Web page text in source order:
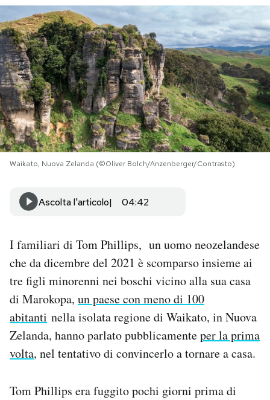
Sport
Mondiali calcio 2026
PODCAST
NEWSLETTER
I MIEI PREFERITI
AREA PERSONALE
Area Personale
Newsletter
Notifiche mobile
Regala il Post
Hai bisogno di aiuto?
Waikato, Nuova Zelanda (©Oliver Bolch/Anzenberger/Contrasto)
Ascolta l'articolo 04:42
I familiari di Tom Phillips, un uomo neozelandese
che da dicembre del 2021 è scomparso insieme ai
tre figli minorenni nei boschi vicino alla sua casa
di Marokopa, un paese con meno di 100
abitanti nella isolata regione di Waikato, in Nuova
Zelanda, hanno parlato pubblicamenteper la prima
volta, nel tentativo di convincerlo a tornare a casa.
Tom Phillips era fuggito pochi giorni prima di